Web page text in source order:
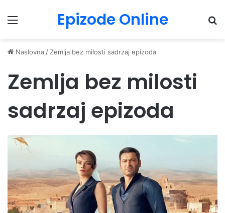
Menu Epizode Online
Naslovna / Zemlja bez milosti sadrzaj epizoda
Zemlja bez milosti
sadrzaj epizoda